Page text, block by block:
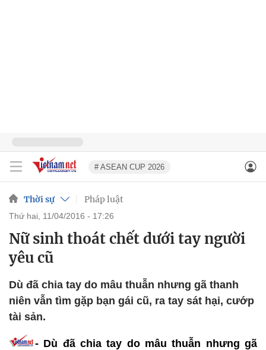
# ASEAN CUP 2026
Thời sự Pháp luật
thứ hai, 11/04/2016 - 17:26
Nữ sinh thoát chết dưới tay người
yêu cũ
Dù đã chia tay do mâu thuẫn nhưng gã thanh
niên vẫn tìm gặp bạn gái cũ, ra tay sát hại, cướp
tài sản.
- Dù đã chia tay do mâu thuẫn nhưng gã